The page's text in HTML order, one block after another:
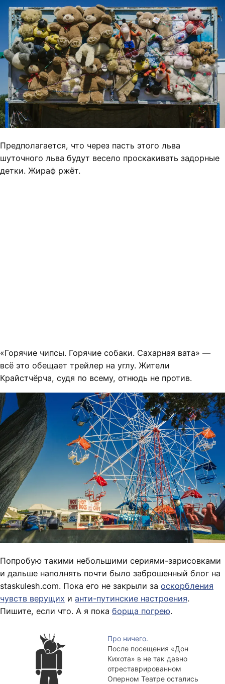
Предполагается, что через пасть этого льва
шуточного льва будут весело проскакивать задорные
детки. Жираф ржёт.
«Горячие чипсы. Горячие собаки. Сахарная вата» —
всё это обещает трейлер на углу. Жители
Крайстчёрча, судя по всему, отнюдь не против.
Попробую такими небольшими сериями-зарисовками
и дальше наполнять почти было заброшенный блог на
staskulesh.com. Пока его не закрыли за оскорбления
чувств верущих и анти-путинские настроения.
Пишите, если что. А я пока борща погрею.
Про ничего.
После посещения «Дон
Кихота» в не так давно
отреставрированном
Оперном Театре остались